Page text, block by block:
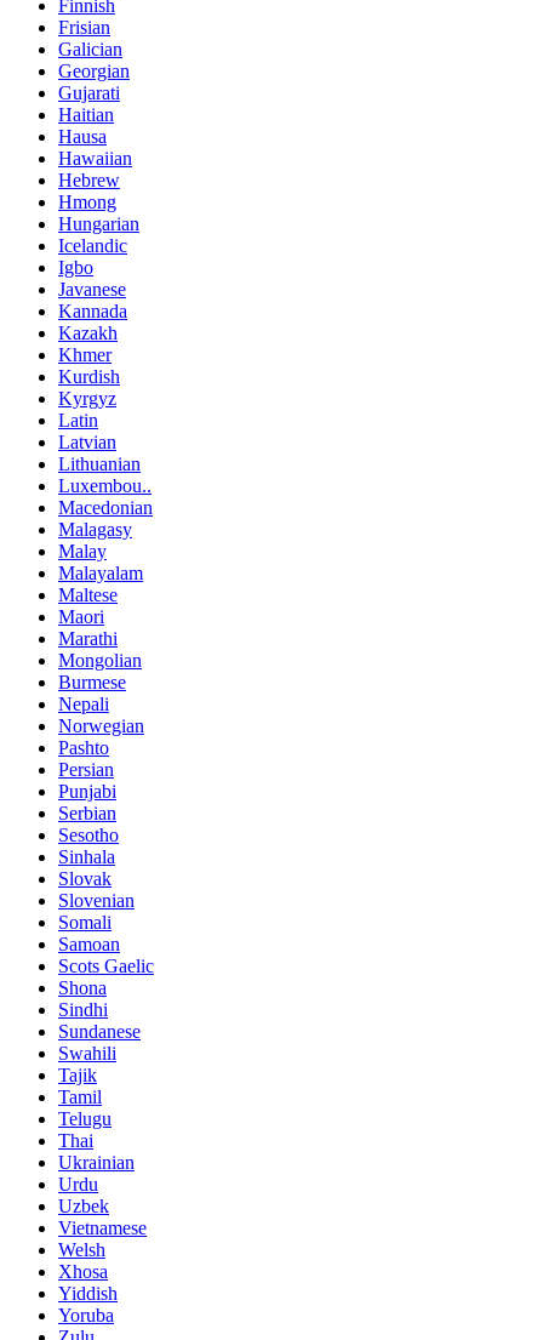
Finnish
Frisian
Galician
Georgian
Gujarati
Haitian
Hausa
Hawaiian
Hebrew
Hmong
Hungarian
Icelandic
Igbo
Javanese
Kannada
Kazakh
Khmer
Kurdish
Kyrgyz
Latin
Latvian
Lithuanian
Luxembou..
Macedonian
Malagasy
Malay
Malayalam
Maltese
Maori
Marathi
Mongolian
Burmese
Nepali
Norwegian
Pashto
Persian
Punjabi
Serbian
Sesotho
Sinhala
Slovak
Slovenian
Somali
Samoan
Scots Gaelic
Shona
Sindhi
Sundanese
Swahili
Tajik
Tamil
Telugu
Thai
Ukrainian
Urdu
Uzbek
Vietnamese
Welsh
Xhosa
Yiddish
Yoruba